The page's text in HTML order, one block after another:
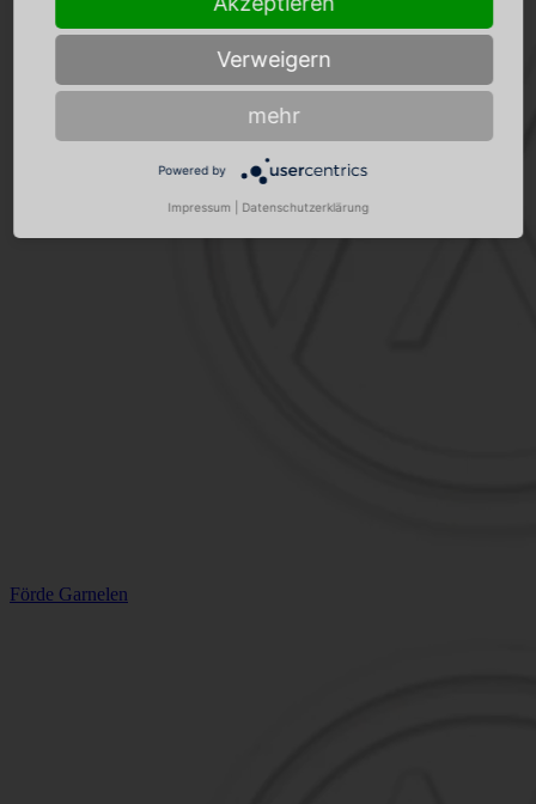
Förde Garnelen
Verweigern
mehr
Powered by
Impressum Datenschutzerklärung